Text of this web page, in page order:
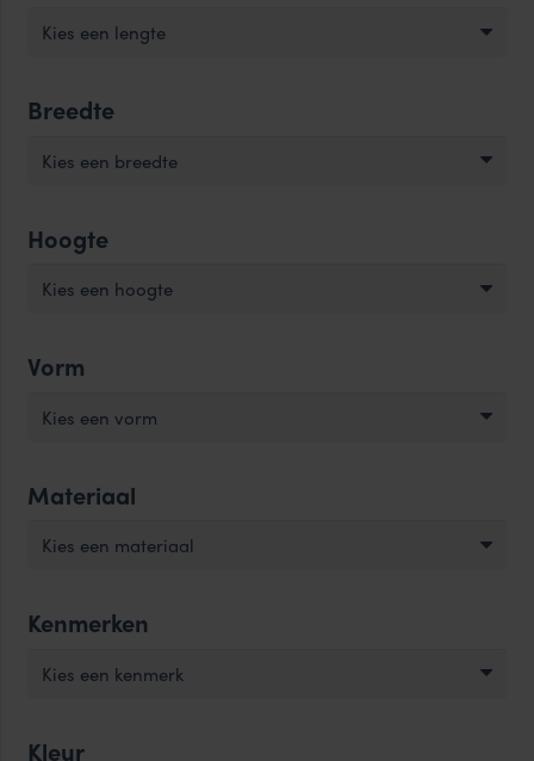
Kies een lengte
Breedte
Kies een breedte
Hoogte
Kies een hoogte
Vorm
Kies een vorm
Materiaal
Kies een materiaal
Kenmerken
Kies een kenmerk
Kleur